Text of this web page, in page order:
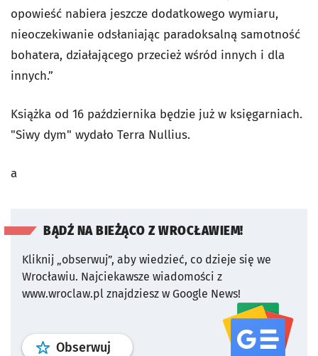
opowieść nabiera jeszcze dodatkowego wymiaru,
nieoczekiwanie odsłaniając paradoksalną samotność
bohatera, działającego przecież wśród innych i dla
innych.”
Książka od 16 października będzie już w księgarniach.
"Siwy dym" wydało Terra Nullius.
a
BĄDŹ NA BIEŻĄCO Z WROCŁAWIEM!
Kliknij „obserwuj”, aby wiedzieć, co dzieje się we
Wrocławiu. Najciekawsze wiadomości z
www.wroclaw.pl znajdziesz w Google News!
Obserwuj profil serwisu